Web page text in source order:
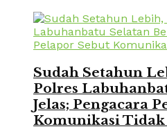
Sudah Setahun
Polres
Jelas; Pengacara
Komunikasi